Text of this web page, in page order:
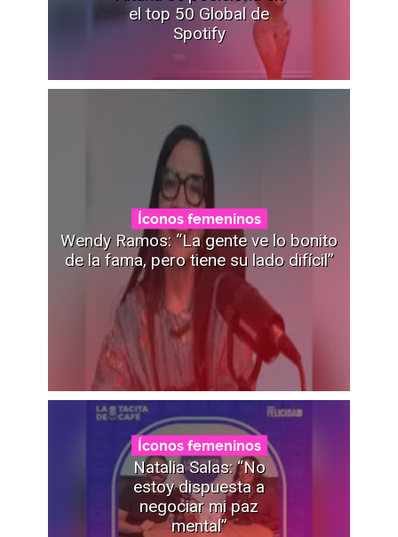
el top 50 Global de
Spotify
Íconos femeninos
Wendy Ramos: “La gente ve lo bonito
de la fama, pero tiene su lado difícil”
Íconos femeninos
Natalia Salas: “No
estoy dispuesta a
negociar mi paz
mental”